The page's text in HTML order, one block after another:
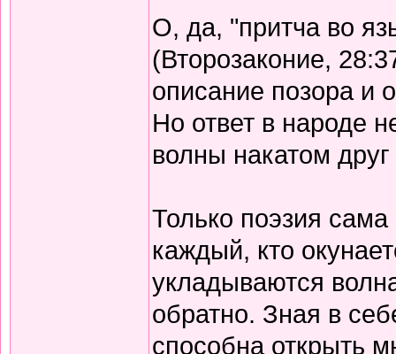
О, да, "притча во
(Второзаконие,
описание позора и
Но ответ в народе
волны накатом
Только поэзия
каждый, кто
укладываются
обратно. Зная в
способна открыть